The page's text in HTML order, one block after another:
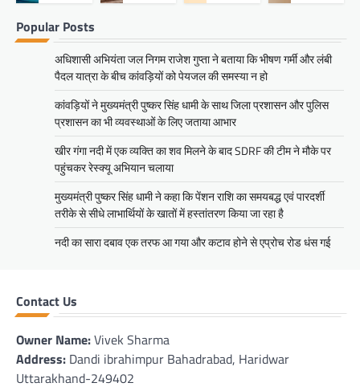
Popular Posts
अधिशासी अभियंता जल निगम राजेश गुप्ता ने बताया कि भीषण गर्मी और लंबी
पैदल यात्रा के बीच कांवड़ियों को पेयजल की समस्या न हो
कांवड़ियों ने मुख्यमंत्री पुष्कर सिंह धामी के साथ जिला प्रशासन और पुलिस
प्रशासन का भी व्यवस्थाओं के लिए जताया आभार
खीर गंगा नदी में एक व्यक्ति का शव मिलने के बाद SDRF की टीम ने मौके पर
पहुंचकर रेस्क्यू अभियान चलाया
मुख्यमंत्री पुष्कर सिंह धामी ने कहा कि पेंशन राशि का समयबद्ध एवं पारदर्शी
तरीके से सीधे लाभार्थियों के खातों में हस्तांतरण किया जा रहा है
नदी का सारा दबाव एक तरफ आ गया और कटाव होने से एप्रोच रोड धंस गई
Contact Us
Owner Name:Vivek Sharma
Address: Dandi ibrahimpur Bahadrabad, Haridwar
Uttarakhand-249402